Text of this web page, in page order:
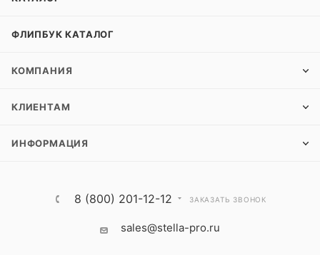
ФЛИПБУК КАТАЛОГ
КОМПАНИЯ
КЛИЕНТАМ
ИНФОРМАЦИЯ
8 (800) 201-12-12 ЗАКАЗАТЬ ЗВОНОК
sales@stella-pro.ru